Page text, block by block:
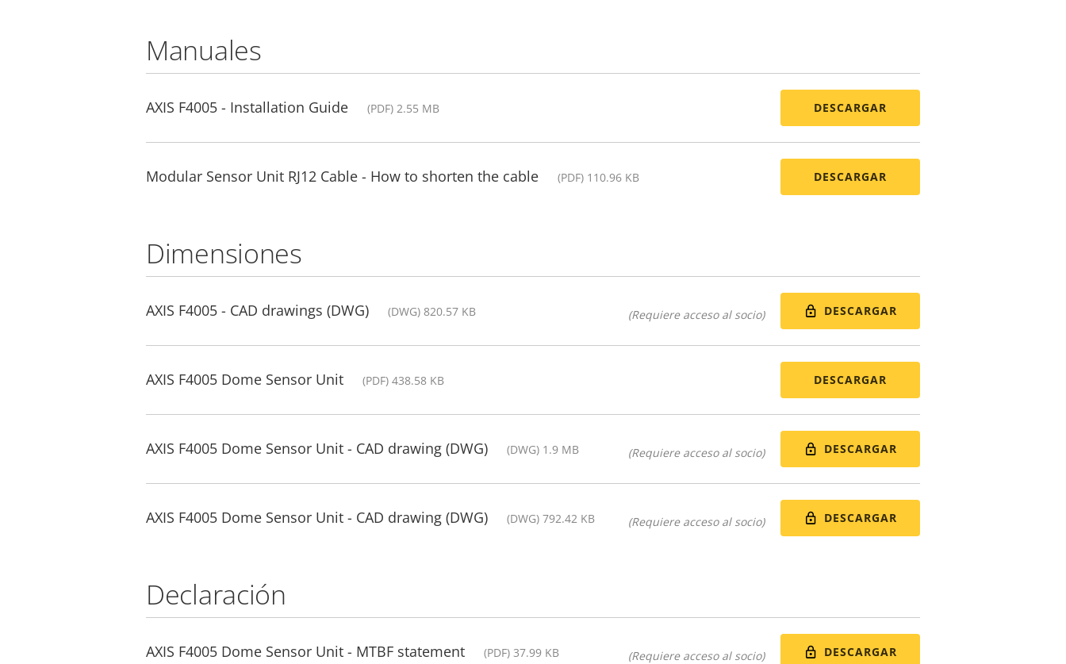
Manuales
AXIS F4005 - Installation Guide (PDF) 2.55 MB DESCARGAR
Modular Sensor Unit RJ12 Cable - How to shorten the cable (PDF) 110.96 KB DESCARGAR
Dimensiones
AXIS F4005 - CAD drawings (DWG) (DWG) 820.57 KB (Requiere acceso al socio) DESCARGAR
AXIS F4005 Dome Sensor Unit (PDF) 438.58 KB DESCARGAR
AXIS F4005 Dome Sensor Unit - CAD drawing (DWG) (DWG) 1.9 MB (Requiere acceso al socio) DESCARGAR
AXIS F4005 Dome Sensor Unit - CAD drawing (DWG) (DWG) 792.42 KB (Requiere acceso al socio) DESCARGAR
Declaración
AXIS F4005 Dome Sensor Unit - MTBF statement (PDF) 37.99 KB (Requiere acceso al socio) DESCARGAR